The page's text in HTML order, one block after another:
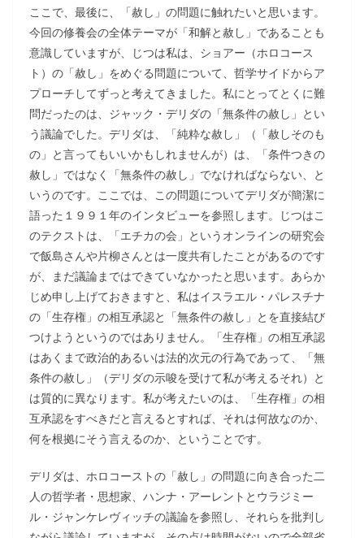
ここで、最後に、「赦し」の問題に触れたいと思います。
今回の修養会の全体テーマが「和解と赦し」であることも
意識していますが、じつは私は、ショアー（ホロコース
ト）の「赦し」をめぐる問題について、哲学サイドからア
プローチしてずっと考えてきました。私にとってとくに難
問だったのは、ジャック・デリダの「無条件の赦し」とい
う議論でした。デリダは、「純粋な赦し」（「赦しそのも
の」と言ってもいいかもしれませんが）は、「条件つきの
赦し」ではなく「無条件の赦し」でなければならない、と
いうのです。ここでは、この問題についてデリダが簡潔に
語った１９９１年のインタビューを参照します。じつはこ
のテクストは、「エチカの会」というオンラインの研究会
で飯島さんや片柳さんとは一度共有したことがあるのです
が、まだ議論まではできていなかったと思います。あらか
じめ申し上げておきますと、私はイスラエル・パレスチナ
の「生存権」の相互承認と「無条件の赦し」とを直接結び
つけようというのではありません。「生存権」の相互承認
はあくまで政治的あるいは法的次元の行為であって、「無
条件の赦し」（デリダの示唆を受けて私が考えるそれ）と
は質的に異なります。私が考えたいのは、「生存権」の相
互承認をすべきだと言えるとすれば、それは何故なのか、
何を根拠にそう言えるのか、ということです。
デリダは、ホロコーストの「赦し」の問題に向き合った二
人の哲学者・思想家、ハンナ・アーレントとウラジミー
ル・ジャンケレヴィッチの議論を参照し、それらを批判し